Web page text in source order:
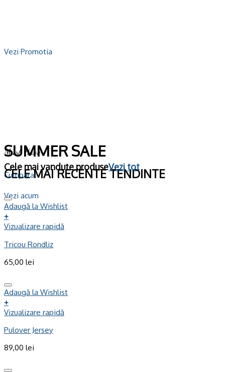
Must Have
CELE MAI RECENTE TENDINTE
Vezi acum
Vezi Promotia
SUMMER SALE
Cumpara
Cele mai vandute produseVezi tot
Adaugă la Wishlist
+
Vizualizare rapidă
Tricou Rondliz
65,00 lei
Adaugă la Wishlist
+
Vizualizare rapidă
Pulover Jersey
89,00 lei